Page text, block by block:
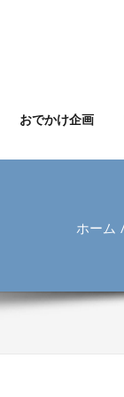
おでかけ企画
ホーム